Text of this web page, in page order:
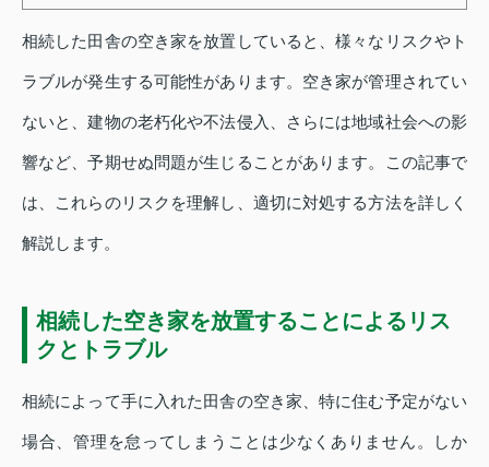
相続した田舎の空き家を放置していると、様々なリスクやト
ラブルが発生する可能性があります。空き家が管理されてい
ないと、建物の老朽化や不法侵入、さらには地域社会への影
響など、予期せぬ問題が生じることがあります。この記事で
は、これらのリスクを理解し、適切に対処する方法を詳しく
解説します。
相続した空き家を放置することによるリス
クとトラブル
相続によって手に入れた田舎の空き家、特に住む予定がない
場合、管理を怠ってしまうことは少なくありません。しか